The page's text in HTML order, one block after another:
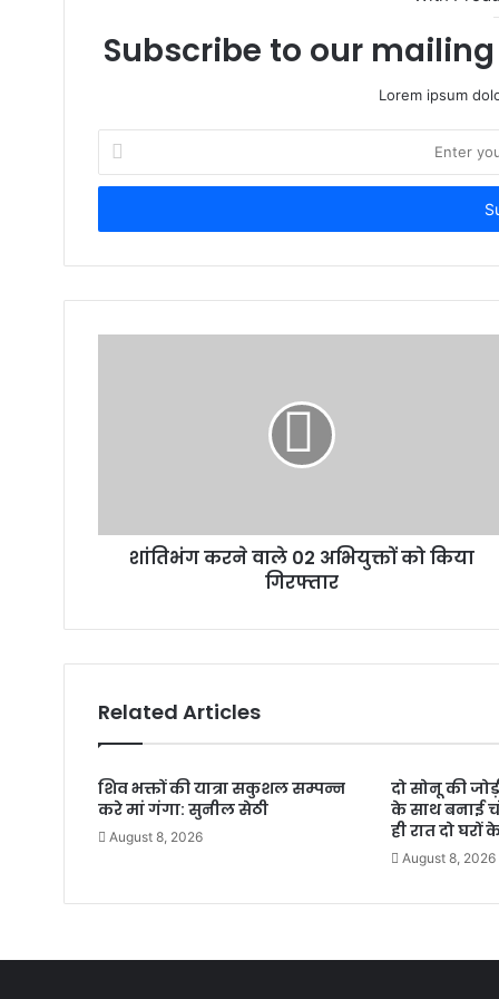
Subscribe to our
Lorem ipsum
your
Email
शांतिभंग करने वाले 02 अभियुक्तों को किया
गिरफ्तार
Related Articles
शिव भक्तों की यात्रा सकुशल सम्पन्न
करे मां गंगा: सुनील सेठी
August 8, 2026
दो सोनू की
के साथ बनाई
ही रात दो घरों
August 8, 2026